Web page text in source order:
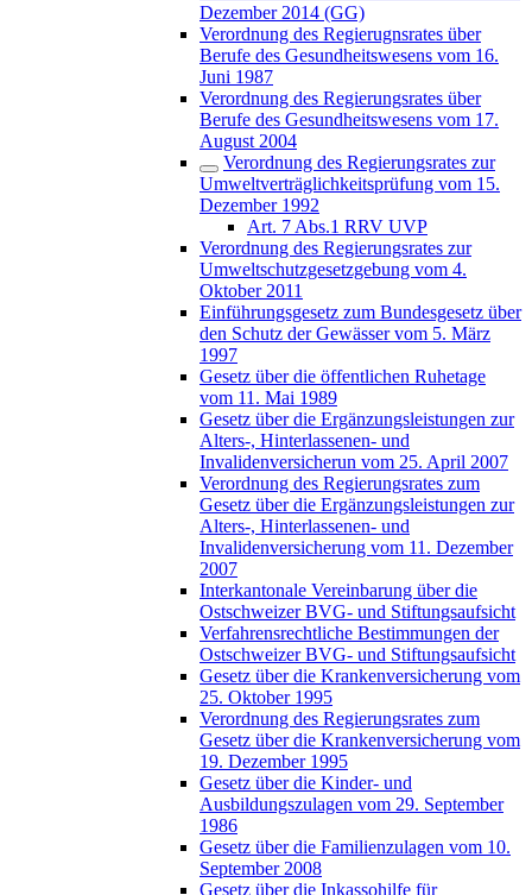
Dezember 2014 (GG)
Verordnung des Regierugnsrates über
Berufe des Gesundheitswesens vom 16.
Juni 1987
Verordnung des Regierungsrates über
Berufe des Gesundheitswesens vom 17.
August 2004
Verordnung des Regierungsrates zur
Umweltverträglichkeitsprüfung vom 15.
Dezember 1992
Art. 7 Abs.1 RRV UVP
Verordnung des Regierungsrates zur
Umweltschutzgesetzgebung vom 4.
Oktober 2011
Einführungsgesetz zum Bundesgesetz über
den Schutz der Gewässer vom 5. März
1997
Gesetz über die öffentlichen Ruhetage
vom 11. Mai 1989
Gesetz über die Ergänzungsleistungen zur
Alters-, Hinterlassenen- und
Invalidenversicherun vom 25. April 2007
Verordnung des Regierungsrates zum
Gesetz über die Ergänzungsleistungen zur
Alters-, Hinterlassenen- und
Invalidenversicherung vom 11. Dezember
2007
Interkantonale Vereinbarung über die
Ostschweizer BVG- und Stiftungsaufsicht
Verfahrensrechtliche Bestimmungen der
Ostschweizer BVG- und Stiftungsaufsicht
Gesetz über die Krankenversicherung vom
25. Oktober 1995
Verordnung des Regierungsrates zum
Gesetz über die Krankenversicherung vom
19. Dezember 1995
Gesetz über die Kinder- und
Ausbildungszulagen vom 29. September
1986
Gesetz über die Familienzulagen vom 10.
September 2008
Gesetz über die Inkassohilfe für